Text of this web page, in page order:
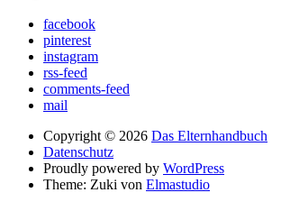
facebook
pinterest
instagram
rss-feed
comments-feed
mail
Copyright © 2026 Das Elternhandbuch
Datenschutz
Proudly powered by WordPress
Theme: Zuki von Elmastudio